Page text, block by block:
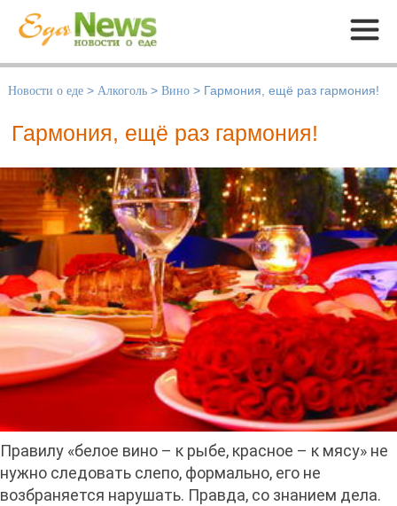
Меню
Новости о еде > Алкоголь > Вино > Гармония, ещё раз гармония!
Гармония, ещё раз гармония!
Правилу «белое вино – к рыбе, красное – к мясу» не
нужно следовать слепо, формально, его не
возбраняется нарушать. Правда, со знанием дела.